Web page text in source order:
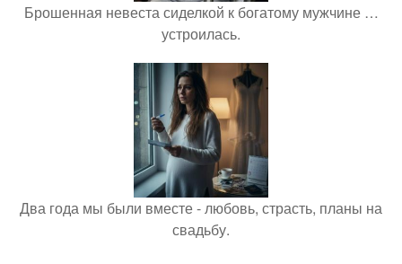
Брошенная невеста сиделкой к богатому мужчине …
устроилась.
Два года мы были вместе - любовь, страсть, планы на
свадьбу.